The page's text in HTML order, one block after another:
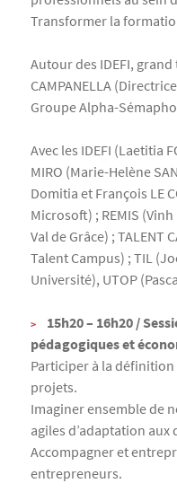
Transformer la
Autour des IDEFI,
CAMPANELLA
Groupe Alpha-
Avec les IDEFI (Laetitia
MIRO (Marie-Helène
Domitia et François LE
Microsoft) ; REMIS (Vinh
Val de Grâce) ; TALENT
Talent Campus) ; TIL
Université), UTOP
15h20 – 16h20 /
pédagogiques et
Participer à la
projets.
Imaginer ensemble de
agiles d’adaptation
Accompagner et
entrepreneurs.